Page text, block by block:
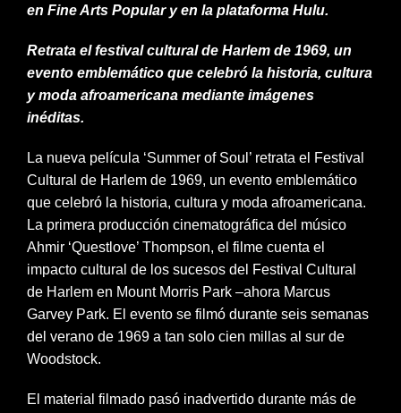
en Fine Arts Popular y en la plataforma Hulu.
Retrata el festival cultural de Harlem de 1969, un
evento emblemático que celebró la historia, cultura
y moda afroamericana mediante imágenes
inéditas.
La nueva película ‘Summer of Soul’ retrata el Festival
Cultural de Harlem de 1969, un evento emblemático
que celebró la historia, cultura y moda afroamericana.
La primera producción cinematográfica del músico
Ahmir ‘Questlove’ Thompson, el filme cuenta el
impacto cultural de los sucesos del Festival Cultural
de Harlem en Mount Morris Park –ahora Marcus
Garvey Park. El evento se filmó durante seis semanas
del verano de 1969 a tan solo cien millas al sur de
Woodstock.
El material filmado pasó inadvertido durante más de